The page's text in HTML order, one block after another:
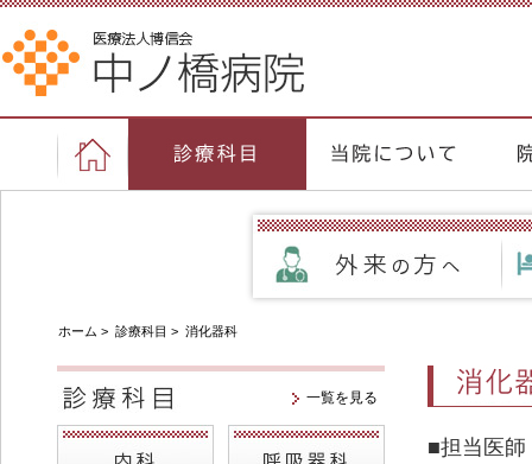
ホーム > 診療科目 > 消化器科
■担当医師
一覧を見る